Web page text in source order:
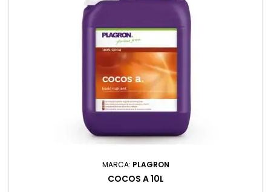
MARCA: PLAGRON
COCOS A 10L